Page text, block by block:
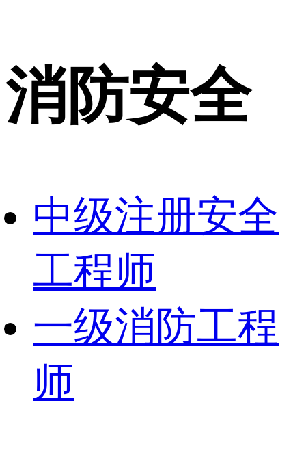
消防安全
中级注册安全
工程师
一级消防工程
师